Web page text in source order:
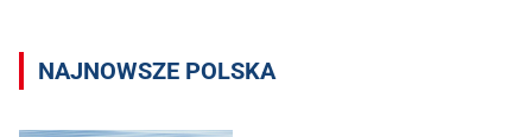
NAJNOWSZE POLSKA